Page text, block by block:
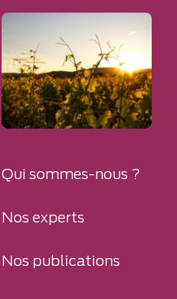
Qui sommes-nous ?
Nos experts
Nos publications